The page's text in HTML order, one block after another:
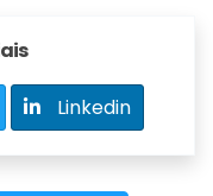
Linkedin